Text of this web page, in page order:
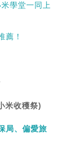
學堂一同上
薦！
米收穫祭)
局、偏愛旅